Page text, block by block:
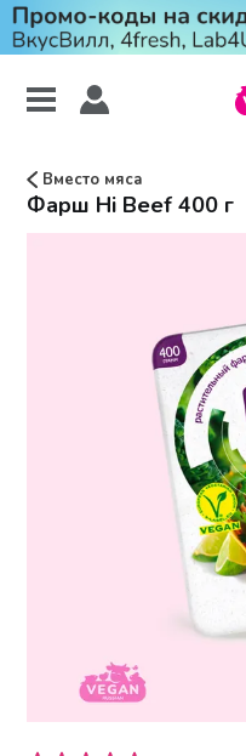
Вместо мяса
Фарш Hi Beef 400 г